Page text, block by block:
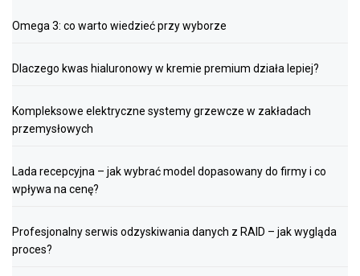
Omega 3: co warto wiedzieć przy wyborze
Dlaczego kwas hialuronowy w kremie premium działa lepiej?
Kompleksowe elektryczne systemy grzewcze w zakładach
przemysłowych
Lada recepcyjna – jak wybrać model dopasowany do firmy i co
wpływa na cenę?
Profesjonalny serwis odzyskiwania danych z RAID – jak wygląda
proces?